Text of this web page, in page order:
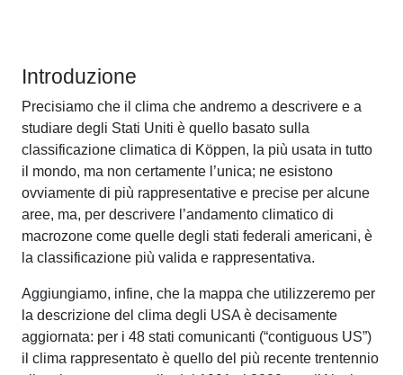
Introduzione
Precisiamo che il clima che andremo a descrivere e a
studiare degli Stati Uniti è quello basato sulla
classificazione climatica di Köppen, la più usata in tutto
il mondo, ma non certamente l’unica; ne esistono
ovviamente di più rappresentative e precise per alcune
aree, ma, per descrivere l’andamento climatico di
macrozone come quelle degli stati federali americani, è
la classificazione più valida e rappresentativa.
Aggiungiamo, infine, che la mappa che utilizzeremo per
la descrizione del clima degli USA è decisamente
aggiornata: per i 48 stati comunicanti (“contiguous US”)
il clima rappresentato è quello del più recente trentennio